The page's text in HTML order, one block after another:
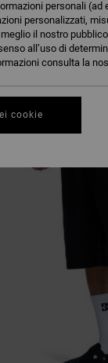
personali (ad
personalizzati,
il nostro
all’uso di
consulta la
cookie